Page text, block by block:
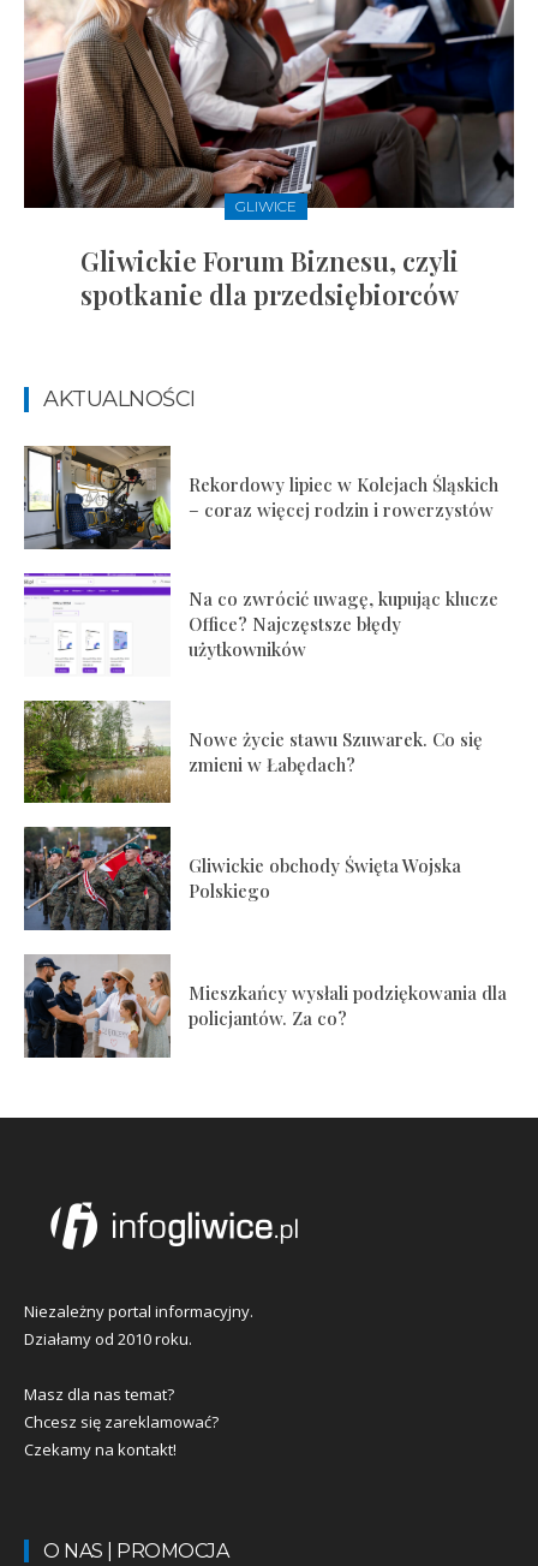
GLIWICE
Gliwickie Forum Biznesu, czyli
spotkanie dla przedsiębiorców
AKTUALNOŚCI
Rekordowy lipiec w Kolejach Śląskich
– coraz więcej rodzin i rowerzystów
Na co zwrócić uwagę, kupując klucze
Office? Najczęstsze błędy
użytkowników
Nowe życie stawu Szuwarek. Co się
zmieni w Łabędach?
Gliwickie obchody Święta Wojska
Polskiego
Mieszkańcy wysłali podziękowania dla
policjantów. Za co?
Niezależny portal informacyjny.
Działamy od 2010 roku.
Masz dla nas temat?
Chcesz się zareklamować?
Czekamy na kontakt!
O NAS | PROMOCJA